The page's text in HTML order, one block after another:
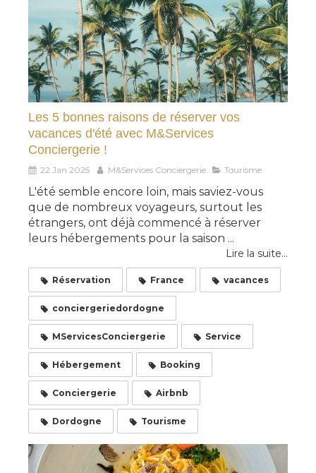
Les 5 bonnes raisons de réserver vos
vacances d'été avec M&Services
Conciergerie !
22 Jan 2025 M&Services Conciergerie Tourisme
L'été semble encore loin, mais saviez-vous
que de nombreux voyageurs, surtout les
étrangers, ont déjà commencé à réserver
leurs hébergements pour la saison ...
Lire la suite...
Réservation France vacances
conciergeriedordogne
MServicesConciergerie Service
Hébergement Booking
Conciergerie Airbnb
Dordogne Tourisme